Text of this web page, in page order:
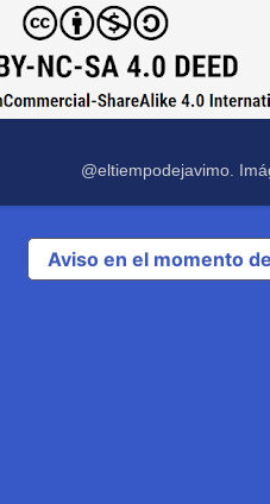
@eltiempodejavimo.
Aviso en el momento